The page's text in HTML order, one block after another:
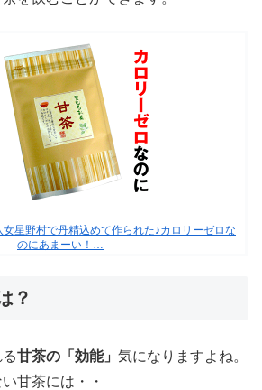
女星野村で丹精込めて作られた♪カロリーゼロな
のにあまーい！…
？
甘茶の「効能」 気になりますよね。
甘茶には・・